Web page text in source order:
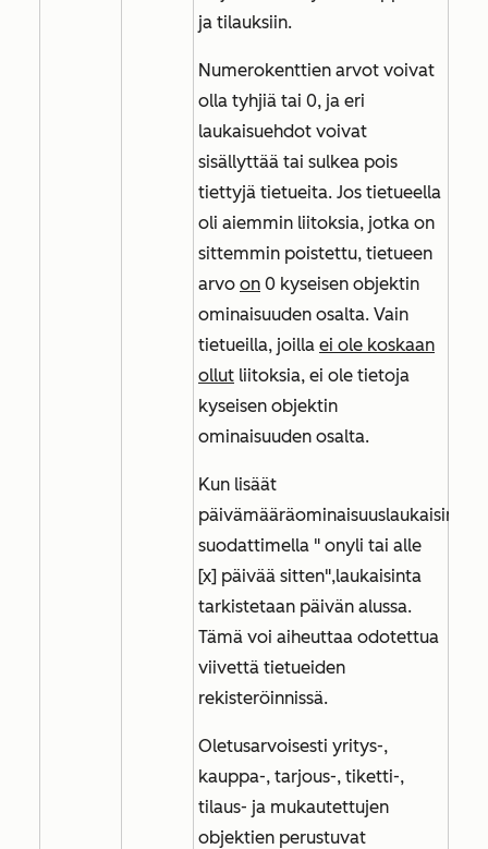
ja tilauksiin.
Numerokenttien arvot voivat
olla tyhjiä tai 0, ja eri
laukaisuehdot voivat
sisällyttää tai sulkea pois
tiettyjä tietueita. Jos tietueella
oli aiemmin liitoksia, jotka on
sittemmin poistettu, tietueen
arvo on 0 kyseisen objektin
ominaisuuden osalta. Vain
tietueilla, joilla ei ole koskaan
ollut liitoksia, ei ole tietoja
kyseisen objektin
ominaisuuden osalta.
Kun lisäät
päivämääräominaisuuslaukaisimen
suodattimella " onyli tai alle
[x] päivää sitten",laukaisinta
tarkistetaan päivän alussa.
Tämä voi aiheuttaa odotettua
viivettä tietueiden
rekisteröinnissä.
Oletusarvoisesti yritys-,
kauppa-, tarjous-, tiketti-,
tilaus- ja mukautettujen
objektien perustuvat